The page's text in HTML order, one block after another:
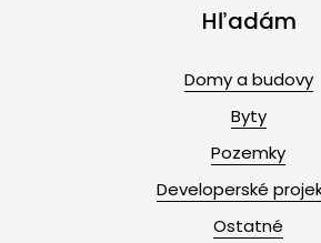
Hľadám
Domy a budovy
Byty
Pozemky
Developerské
Ostatné